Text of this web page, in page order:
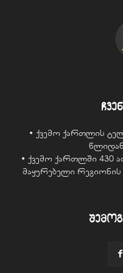
• ქვემო ქართლის
• ქვემო ქართლში 430
მაყურებელი